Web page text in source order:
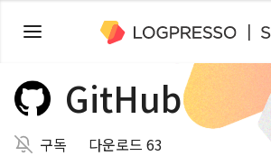
GitHub
구독
다운로드 63